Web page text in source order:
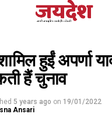
हुईं अपर्णा
हैं चुनाव
5 years ago on 19/01/2022
Ansari